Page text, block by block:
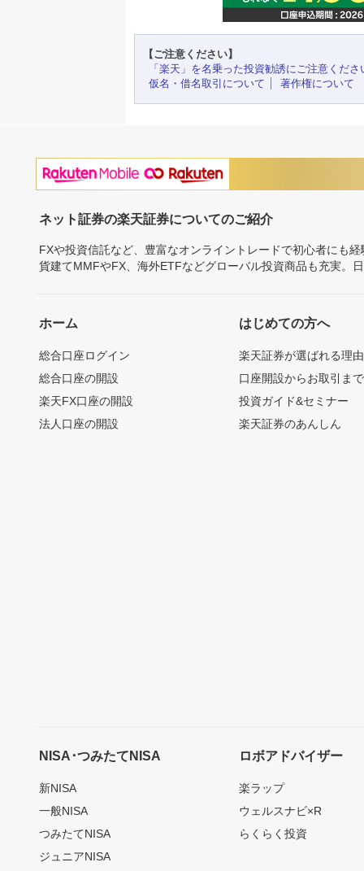
【ご注意ください】
「楽天」を名乗った投資勧誘にご注意くださ
仮名・借名取引について
著作権について
ネット証券の楽天証券についてのご紹介
FXや投資信託など、豊富なオンライントレードで初心者にも
貨建てMMFやFX、海外ETFなどグローバル投資商品も充実。
ホーム
総合口座ログイン
総合口座の開設
楽天FX口座の開設
法人口座の開設
はじめての方へ
楽天証券が選ばれる理由
口座開設からお取引ま
投資ガイド&セミナー
楽天証券のあんしん
NISA･つみたてNISA
新NISA
一般NISA
つみたてNISA
ジュニアNISA
ロボアドバイザー
楽ラップ
ウェルスナビ×R
らくらく投資